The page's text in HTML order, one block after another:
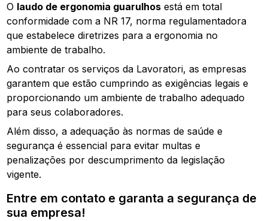
O laudo de ergonomia guarulhos está em total
conformidade com a NR 17, norma regulamentadora
que estabelece diretrizes para a ergonomia no
ambiente de trabalho.
Ao contratar os serviços da Lavoratori, as empresas
garantem que estão cumprindo as exigências legais e
proporcionando um ambiente de trabalho adequado
para seus colaboradores.
Além disso, a adequação às normas de saúde e
segurança é essencial para evitar multas e
penalizações por descumprimento da legislação
vigente.
Entre em contato e garanta a segurança de
sua empresa!